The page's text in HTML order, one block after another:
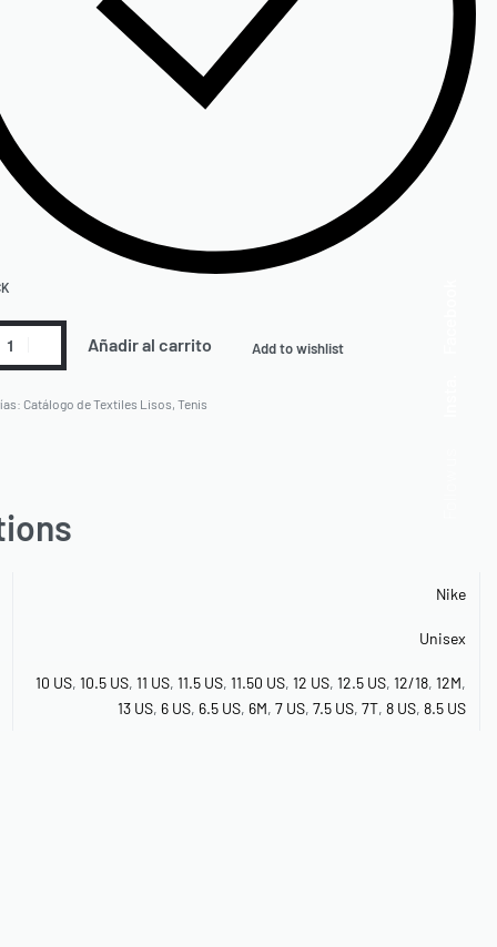
Añadir al carrito Add to wishlist
Catálogo de Textiles Lisos, Tenis
Nike
Unisex
10 US, 10.5 US, 11 US, 11.5 US, 11.50 US, 12 US, 12.5 US, 12/18, 12M,
13 US, 6 US, 6.5 US, 6M, 7 US, 7.5 US, 7T, 8 US, 8.5 US